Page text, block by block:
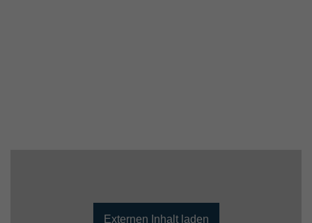
Externen Inhalt laden